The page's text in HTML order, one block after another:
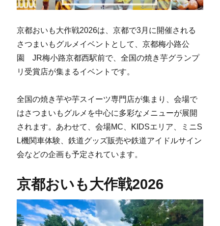
京都おいも大作戦2026は、京都で3月に開催される
さつまいもグルメイベントとして、京都梅小路公
園 JR梅小路京都西駅前で、全国の焼き芋グランプ
リ受賞店が集まるイベントです。
全国の焼き芋や芋スイーツ専門店が集まり、会場で
はさつまいもグルメを中心に多彩なメニューが展開
されます。あわせて、会場MC、KIDSエリア、ミニS
L機関車体験、鉄道グッズ販売や鉄道アイドルサイン
会などの企画も予定されています。
京都おいも大作戦2026